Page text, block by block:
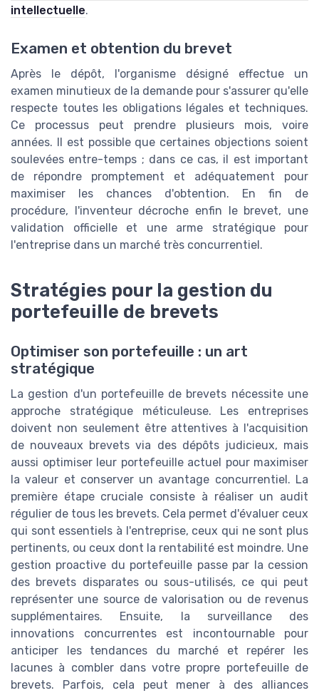
intellectuelle.
Examen et obtention du brevet
Après le dépôt, l'organisme désigné effectue un
examen minutieux de la demande pour s'assurer qu'elle
respecte toutes les obligations légales et techniques.
Ce processus peut prendre plusieurs mois, voire
années. Il est possible que certaines objections soient
soulevées entre-temps ; dans ce cas, il est important
de répondre promptement et adéquatement pour
maximiser les chances d'obtention. En fin de
procédure, l'inventeur décroche enfin le brevet, une
validation officielle et une arme stratégique pour
l'entreprise dans un marché très concurrentiel.
Stratégies pour la gestion du
portefeuille de brevets
Optimiser son portefeuille : un art
stratégique
La gestion d'un portefeuille de brevets nécessite une
approche stratégique méticuleuse. Les entreprises
doivent non seulement être attentives à l'acquisition
de nouveaux brevets via des dépôts judicieux, mais
aussi optimiser leur portefeuille actuel pour maximiser
la valeur et conserver un avantage concurrentiel. La
première étape cruciale consiste à réaliser un audit
régulier de tous les brevets. Cela permet d'évaluer ceux
qui sont essentiels à l'entreprise, ceux qui ne sont plus
pertinents, ou ceux dont la rentabilité est moindre. Une
gestion proactive du portefeuille passe par la cession
des brevets disparates ou sous-utilisés, ce qui peut
représenter une source de valorisation ou de revenus
supplémentaires. Ensuite, la surveillance des
innovations concurrentes est incontournable pour
anticiper les tendances du marché et repérer les
lacunes à combler dans votre propre portefeuille de
brevets. Parfois, cela peut mener à des alliances